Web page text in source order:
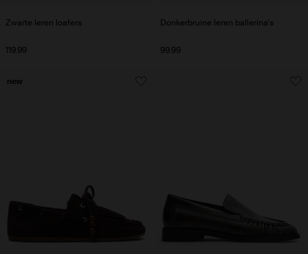
Zwarte leren loafers
119.99
Donkerbruine leren ballerina's
99.99
new